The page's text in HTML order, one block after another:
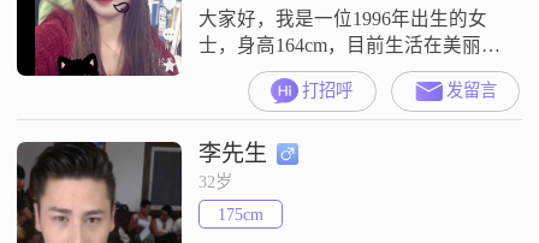
他人的情绪
大家好，我是一位1996年出生的女
士，身高164cm，目前生活在美丽的
黑河##3002##我拥有硕士学位，现
在的工作收入稳定在每月5001到
8000元之间##3002##我性格独立自
信，喜欢享受当下的生活，对待事
物总是保持着积极乐观的态度
##3002##我认为人与人之间的相
处，最重要的是互相尊重和理解
打招呼 发留言
李先生
32岁
175cm